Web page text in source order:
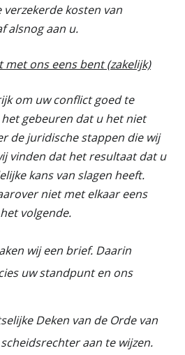
verzekerde kosten van
alsnog aan u.
ons eens bent (zakelijk)
om uw conflict goed te
gebeuren dat u het niet
de juridische stappen die wij
vinden dat het resultaat dat u
kans van slagen heeft.
niet met elkaar eens
volgende.
wij een brief. Daarin
uw standpunt en ons
Deken van de Orde van
aan te wijzen.